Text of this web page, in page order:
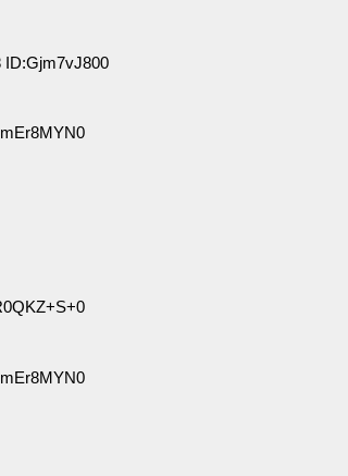
ID:Gjm7vJ800